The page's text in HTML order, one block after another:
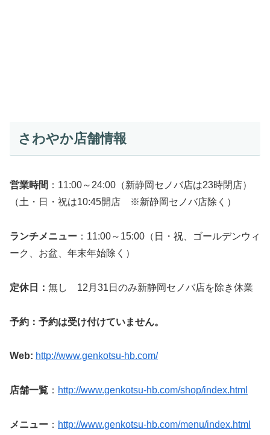
さわやか店舗情報
営業時間 ：11:00～24:00（新静岡セノバ店は23時閉店）
（土・日・祝は10:45開店 ※新静岡セノバ店除く）
ランチメニュー ：11:00～15:00（日・祝、ゴールデンウィ
ーク、お盆、年末年始除く）
定休日： 無し 12月31日のみ新静岡セノバ店を除き休業
予約：予約は受け付けていません。
Web: http://www.genkotsu-hb.com/
店舗一覧 ： http://www.genkotsu-hb.com/shop/index.html
メニュー ： http://www.genkotsu-hb.com/menu/index.html